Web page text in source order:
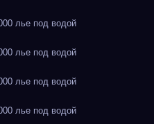
лье под водой
лье под водой
лье под водой
лье под водой